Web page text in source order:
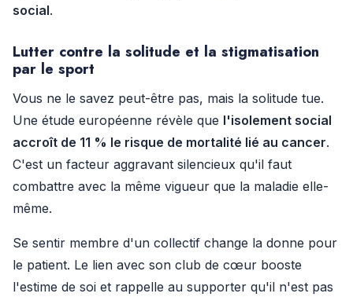
social.
Lutter contre la solitude et la stigmatisation
par le sport
Vous ne le savez peut-être pas, mais la solitude tue.
Une étude européenne révèle que l'isolement social
accroît de 11 % le risque de mortalité lié au cancer.
C'est un facteur aggravant silencieux qu'il faut
combattre avec la même vigueur que la maladie elle-
même.
Se sentir membre d'un collectif change la donne pour
le patient. Le lien avec son club de cœur booste
l'estime de soi et rappelle au supporter qu'il n'est pas